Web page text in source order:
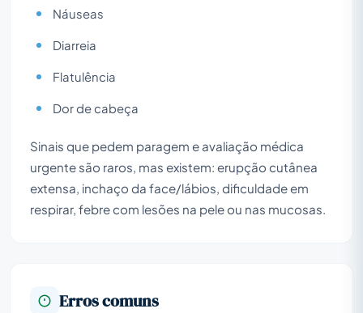
Náuseas
Diarreia
Flatulência
Dor de cabeça
Sinais que pedem paragem e avaliação médica
urgente são raros, mas existem: erupção cutânea
extensa, inchaço da face/lábios, dificuldade em
respirar, febre com lesões na pele ou nas mucosas.
Erros comuns